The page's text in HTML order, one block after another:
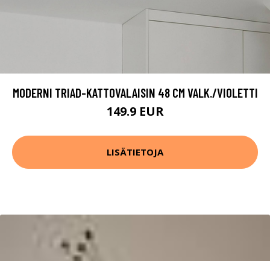
MODERNI TRIAD-KATTOVALAISIN 48 CM VALK./VIOLETTI
149.9 EUR
LISÄTIETOJA